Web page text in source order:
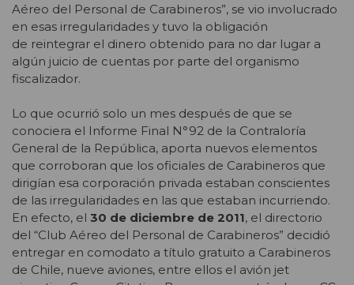
Aéreo del Personal de Carabineros”, se vio involucrado
en esas irregularidades y tuvo la obligación
de reintegrar el dinero obtenido para no dar lugar a
algún juicio de cuentas por parte del organismo
fiscalizador.
Lo que ocurrió solo un mes después de que se
conociera el Informe Final N°92 de la Contraloría
General de la República, aporta nuevos elementos
que corroboran que los oficiales de Carabineros que
dirigían esa corporación privada estaban conscientes
de las irregularidades en las que estaban incurriendo.
En efecto, el 30 de diciembre de 2011, el directorio
del “Club Aéreo del Personal de Carabineros” decidió
entregar en comodato a título gratuito a Carabineros
de Chile, nueve aviones, entre ellos el avión jet